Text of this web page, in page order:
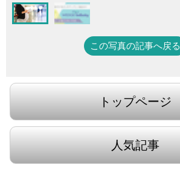
この写真の記事へ戻る
トップページ
人気記事